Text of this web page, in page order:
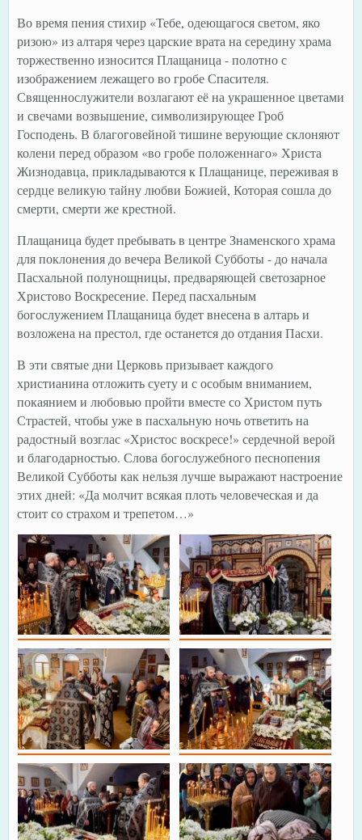
Во время пения стихир «Тебе, одеющагося светом, яко
ризою» из алтаря через царские врата на середину храма
торжественно износится Плащаница - полотно с
изображением лежащего во гробе Спасителя.
Священнослужители возлагают её на украшенное цветами
и свечами возвышение, символизирующее Гроб
Господень. В благоговейной тишине верующие склоняют
колени перед образом «во гробе положеннаго» Христа
Жизнодавца, прикладываются к Плащанице, переживая в
сердце великую тайну любви Божией, Которая сошла до
смерти, смерти же крестной.
Плащаница будет пребывать в центре Знаменского храма
для поклонения до вечера Великой Субботы - до начала
Пасхальной полунощницы, предваряющей светозарное
Христово Воскресение. Перед пасхальным
богослужением Плащаница будет внесена в алтарь и
возложена на престол, где останется до отдания Пасхи.
В эти святые дни Церковь призывает каждого
христианина отложить суету и с особым вниманием,
покаянием и любовью пройти вместе со Христом путь
Страстей, чтобы уже в пасхальную ночь ответить на
радостный возглас «Христос воскресе!» сердечной верой
и благодарностью. Слова богослужебного песнопения
Великой Субботы как нельзя лучше выражают настроение
этих дней: «Да молчит всякая плоть человеческая и да
стоит со страхом и трепетом…»